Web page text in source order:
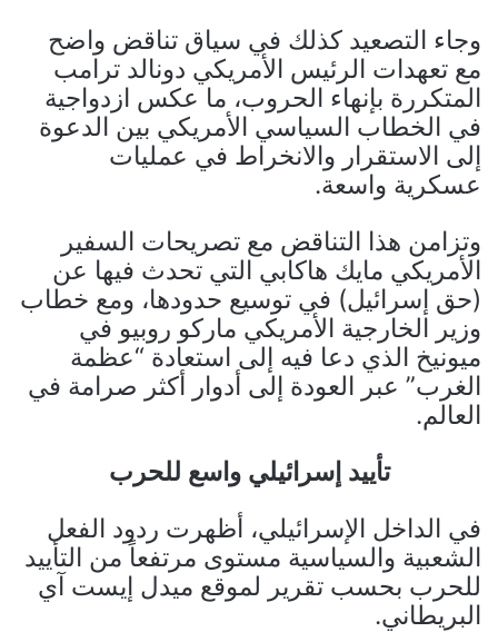
وجاء التصعيد كذلك في سياق تناقض واضح
مع تعهدات الرئيس الأمريكي دونالد ترامب
المتكررة بإنهاء الحروب، ما عكس ازدواجية
في الخطاب السياسي الأمريكي بين الدعوة
إلى الاستقرار والانخراط في عمليات
عسكرية واسعة.
وتزامن هذا التناقض مع تصريحات السفير
الأمريكي مايك هاكابي التي تحدث فيها عن
(حق إسرائيل) في توسيع حدودها، ومع خطاب
وزير الخارجية الأمريكي ماركو روبيو في
ميونيخ الذي دعا فيه إلى استعادة “عظمة
الغرب” عبر العودة إلى أدوار أكثر صرامة في
العالم.
تأييد إسرائيلي واسع للحرب
في الداخل الإسرائيلي، أظهرت ردود الفعل
الشعبية والسياسية مستوى مرتفعاً من التأييد
للحرب بحسب تقرير لموقع ميدل إيست آي
البريطاني.